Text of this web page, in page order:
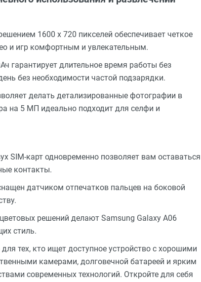
1600 x 720 пикселей обеспечивает четкое
и игр комфортным и увлекательным.
гарантирует длительное время работы без
без необходимости частой подзарядки.
делать детализированные фотографии в
на 5 МП идеально подходит для селфи и
SIM-карт одновременно позволяет вам оставаться
контакты.
датчиком отпечатков пальцев на боковой
решений делают Samsung Galaxy A06
стиль.
тех, кто ищет доступное устройство с хорошими
камерами, долговечной батареей и ярким
современных технологий. Откройте для себя